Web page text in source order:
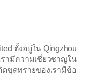
ตั้งอยู่ใน Qingzhou
ามีความเชี่ยวชาญใน
ขุดทรายของเรามีข้อ